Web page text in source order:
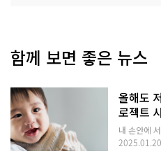
함께 보면 좋은 뉴스
올해도
로젝트
내 손안에